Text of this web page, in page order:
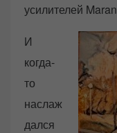
усилителей
И
когда-
то
наслаж
дался